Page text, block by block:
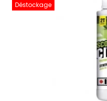
Déstockage